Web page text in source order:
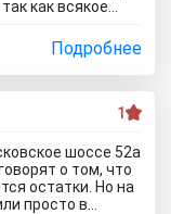
как всякое
оформили. И,
сделали ещё
бонус от
Подробнее
1
шоссе 52а
о том, что
остатки. Но на
просто в